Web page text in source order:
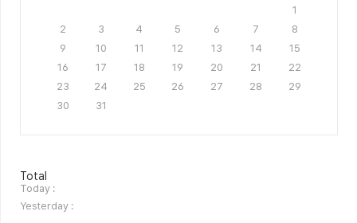
1
2
3 4 5 6 7
8
9
10 11 12 13 14
15
16
17 18 19 20 21
22
23
24 25 26 27 28
29
30
31
방
문
자
수
Total
Today :
Yesterday :